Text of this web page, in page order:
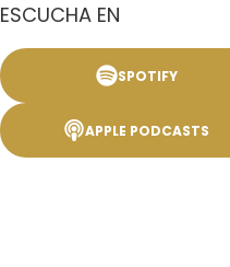
ESCUCHA EN
SPOTIFY
APPLE PODCASTS